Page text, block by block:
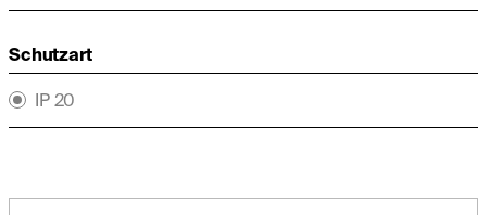
Schutzart
IP 20